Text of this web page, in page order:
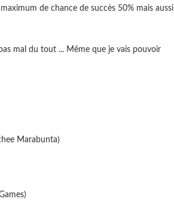
de chance de succès 50% mais aussi
mal du tout ... Même que je vais pouvoir
Marabunta)